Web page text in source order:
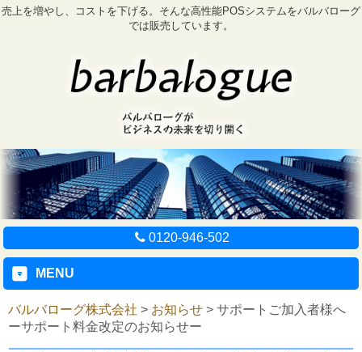
売上を増やし、コストを下げる。そんな高性能POSシステムをバルバローグ
では販売しています。
0120-946-502
MENU
バルバローグ株式会社 > お知らせ > サポートご加入者様へ
ーサポート料金改定のお知らせー